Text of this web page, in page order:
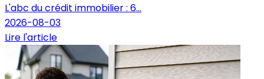
L'abc du crédit immobilier : 6...
2026-08-03
Lire l'article